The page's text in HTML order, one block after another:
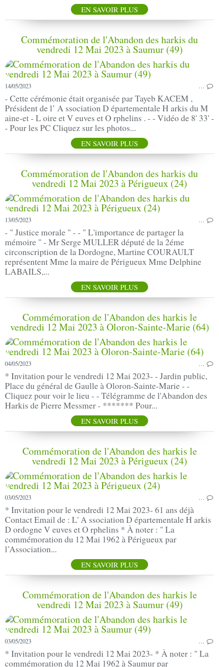
EN SAVOIR PLUS
Commémoration de l'Abandon des harkis du
vendredi 12 Mai 2023 à Saumur (49)
14/05/2023 …
- Cette cérémonie était organisée par Tayeb KACEM ,
Président de l’ A ssociation D épartementale H arkis du M
aine-et - L oire et V euves et O rphelins . - - Vidéo de 8' 33' -
- Pour les PC Cliquez sur les photos...
EN SAVOIR PLUS
Commémoration de l'Abandon des harkis du
vendredi 12 Mai 2023 à Périgueux (24)
13/05/2023 …
- " Justice morale " - - " L'importance de partager la
mémoire " - Mr Serge MULLER député de la 2éme
circonscription de la Dordogne, Martine COURAULT
représentent Mme la maire de Périgueux Mme Delphine
LABAILS,...
EN SAVOIR PLUS
Commémoration de l'Abandon des harkis le
vendredi 12 Mai 2023 à Oloron-Sainte-Marie (64)
04/05/2023 …
* Invitation pour le vendredi 12 Mai 2023- - Jardin public,
Place du général de Gaulle à Oloron-Sainte-Marie - -
Cliquez pour voir le lieu - - Télégramme de l'Abandon des
Harkis de Pierre Messmer - ******* Pour...
EN SAVOIR PLUS
Commémoration de l'Abandon des harkis le
vendredi 12 Mai 2023 à Périgueux (24)
03/05/2023 …
* Invitation pour le vendredi 12 Mai 2023- 61 ans déjà
Contact Email de : L' A ssociation D épartementale H arkis
D ordogne V euves et O rphelins * À noter : " La
commémoration du 12 Mai 1962 à Périgueux par
l’Association...
EN SAVOIR PLUS
Commémoration de l'Abandon des harkis le
vendredi 12 Mai 2023 à Saumur (49)
03/05/2023 …
* Invitation pour le vendredi 12 Mai 2023- * À noter : " La
commémoration du 12 Mai 1962 à Saumur par